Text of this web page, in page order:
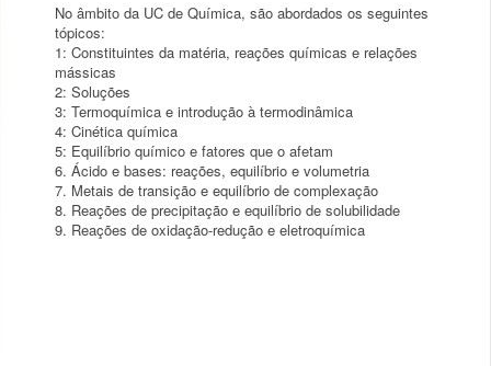
No âmbito da UC de Química, são abordados os seguintes
tópicos:
1: Constituintes da matéria, reações químicas e relações
mássicas
2: Soluções
3: Termoquímica e introdução à termodinâmica
4: Cinética química
5: Equilíbrio químico e fatores que o afetam
6. Ácido e bases: reações, equilíbrio e volumetria
7. Metais de transição e equilíbrio de complexação
8. Reações de precipitação e equilíbrio de solubilidade